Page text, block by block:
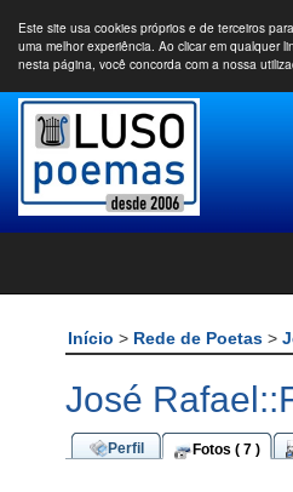
Este site usa cookies próprios e de terceiros
uma melhor experiência. Ao clicar em qualquer
nesta página, você concorda com a nossa
Início > Rede de Poetas >
José
Perfil Fotos ( 7 )